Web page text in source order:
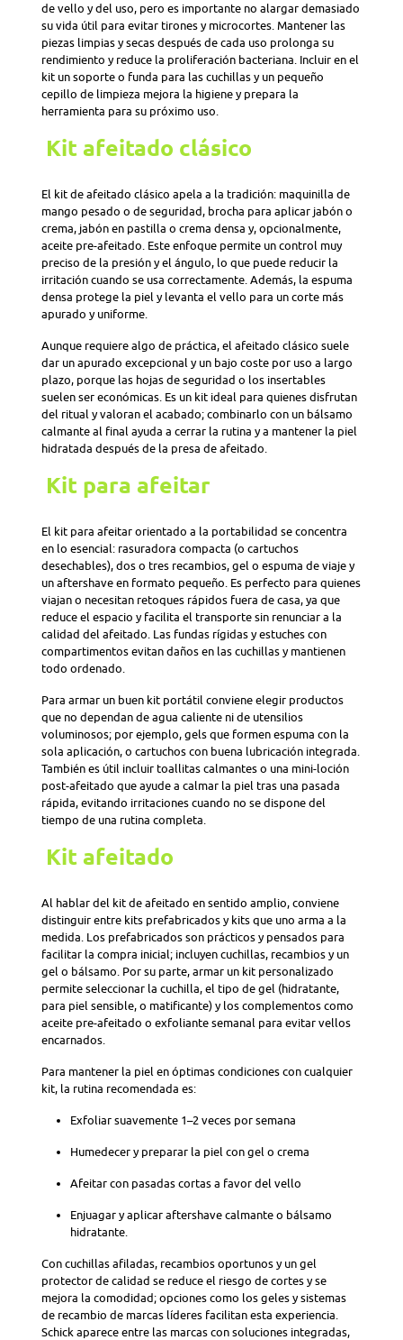
de vello y del uso, pero es importante no alargar demasiado
su vida útil para evitar tirones y microcortes. Mantener las
piezas limpias y secas después de cada uso prolonga su
rendimiento y reduce la proliferación bacteriana. Incluir en el
kit un soporte o funda para las cuchillas y un pequeño
cepillo de limpieza mejora la higiene y prepara la
herramienta para su próximo uso.
Kit afeitado clásico
El kit de afeitado clásico apela a la tradición: maquinilla de
mango pesado o de seguridad, brocha para aplicar jabón o
crema, jabón en pastilla o crema densa y, opcionalmente,
aceite pre-afeitado. Este enfoque permite un control muy
preciso de la presión y el ángulo, lo que puede reducir la
irritación cuando se usa correctamente. Además, la espuma
densa protege la piel y levanta el vello para un corte más
apurado y uniforme.
Aunque requiere algo de práctica, el afeitado clásico suele
dar un apurado excepcional y un bajo coste por uso a largo
plazo, porque las hojas de seguridad o los insertables
suelen ser económicas. Es un kit ideal para quienes disfrutan
del ritual y valoran el acabado; combinarlo con un bálsamo
calmante al final ayuda a cerrar la rutina y a mantener la piel
hidratada después de la presa de afeitado.
Kit para afeitar
El kit para afeitar orientado a la portabilidad se concentra
en lo esencial: rasuradora compacta (o cartuchos
desechables), dos o tres recambios, gel o espuma de viaje y
un aftershave en formato pequeño. Es perfecto para quienes
viajan o necesitan retoques rápidos fuera de casa, ya que
reduce el espacio y facilita el transporte sin renunciar a la
calidad del afeitado. Las fundas rígidas y estuches con
compartimentos evitan daños en las cuchillas y mantienen
todo ordenado.
Para armar un buen kit portátil conviene elegir productos
que no dependan de agua caliente ni de utensilios
voluminosos; por ejemplo, gels que formen espuma con la
sola aplicación, o cartuchos con buena lubricación integrada.
También es útil incluir toallitas calmantes o una mini-loción
post-afeitado que ayude a calmar la piel tras una pasada
rápida, evitando irritaciones cuando no se dispone del
tiempo de una rutina completa.
Kit afeitado
Al hablar del kit de afeitado en sentido amplio, conviene
distinguir entre kits prefabricados y kits que uno arma a la
medida. Los prefabricados son prácticos y pensados para
facilitar la compra inicial; incluyen cuchillas, recambios y un
gel o bálsamo. Por su parte, armar un kit personalizado
permite seleccionar la cuchilla, el tipo de gel (hidratante,
para piel sensible, o matificante) y los complementos como
aceite pre-afeitado o exfoliante semanal para evitar vellos
encarnados.
Para mantener la piel en óptimas condiciones con cualquier
kit, la rutina recomendada es:
Exfoliar suavemente 1–2 veces por semana
Humedecer y preparar la piel con gel o crema
Afeitar con pasadas cortas a favor del vello
Enjuagar y aplicar aftershave calmante o bálsamo
hidratante.
Con cuchillas afiladas, recambios oportunos y un gel
protector de calidad se reduce el riesgo de cortes y se
mejora la comodidad; opciones como los geles y sistemas
de recambio de marcas líderes facilitan esta experiencia.
Schick aparece entre las marcas con soluciones integradas,